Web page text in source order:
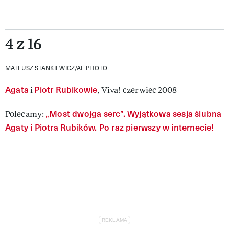
4 z 16
MATEUSZ STANKIEWICZ/AF PHOTO
AgataiPiotr Rubikowie, Viva! czerwiec 2008
Polecamy: „Most dwojga serc”. Wyjątkowa sesja ślubna
Agaty i Piotra Rubików. Po raz pierwszy w internecie!